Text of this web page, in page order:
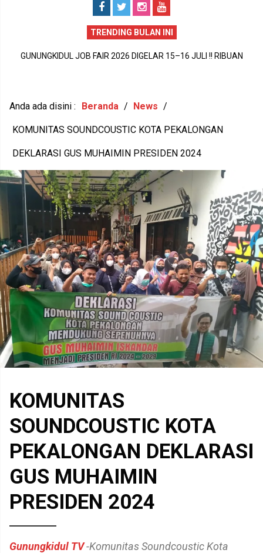
TRENDING BULAN INI
GUNUNGKIDUL JOB FAIR 2026 DIGELAR 15–16 JULI !! RIBUAN
GUNUNGKIDUL PECAH REKOR DUNIA !! 1.588 PEREMPUAN BUMI
Anda ada disini : Beranda / News /
KOMUNITAS SOUNDCOUSTIC KOTA PEKALONGAN
DEKLARASI GUS MUHAIMIN PRESIDEN 2024
KOMUNITAS
SOUNDCOUSTIC KOTA
PEKALONGAN DEKLARASI
GUS MUHAIMIN
PRESIDEN 2024
Gunungkidul TV-Komunitas Soundcoustic Kota